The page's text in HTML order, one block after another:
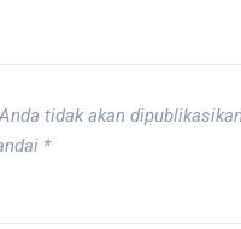
tidak akan
*